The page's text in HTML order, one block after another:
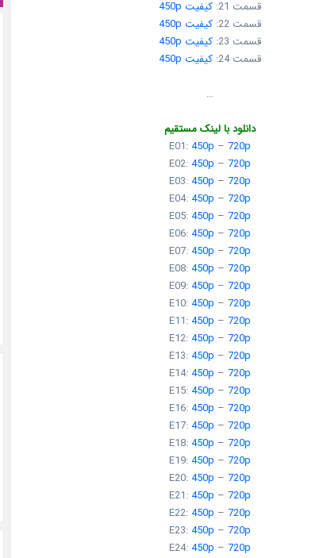
قسمت 21:
کیفیت 450p
قسمت 22:
کیفیت 450p
قسمت 23:
کیفیت 450p
قسمت 24:
کیفیت 450p
…
دانلود با لینک مستقیم
E01:450p – 720p
E02:450p – 720p
E03:450p – 720p
E04:450p – 720p
E05:450p – 720p
E06:450p – 720p
E07:450p – 720p
E08:450p – 720p
E09:450p – 720p
E10:450p – 720p
E11:450p – 720p
E12:450p – 720p
E13:450p – 720p
E14:450p – 720p
E15:450p – 720p
E16:450p – 720p
E17:450p – 720p
E18:450p – 720p
E19:450p – 720p
E20:450p – 720p
E21:450p – 720p
E22:450p – 720p
E23:450p – 720p
E24:450p – 720p